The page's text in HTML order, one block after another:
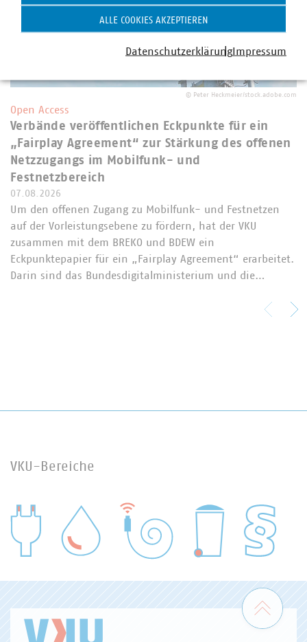
© Peter Heckmeier/stock.adobe.com
Open Access
Verbände veröffentlichen Eckpunkte für ein
„Fairplay Agreement“ zur Stärkung des offenen
Netzzugangs im Mobilfunk- und
Festnetzbereich
07.08.2026
Um den offenen Zugang zu Mobilfunk- und Festnetzen
auf der Vorleistungsebene zu fördern, hat der VKU
zusammen mit dem BREKO und BDEW ein
Eckpunktepapier für ein „Fairplay Agreement“ erarbeitet.
Darin sind das Bundesdigitalministerium und die…
VKU-Bereiche
WASSER/ABWASSER
Zum
ALLE COOKIES AKZEPTIEREN
DatenschutzerklärungImpressum